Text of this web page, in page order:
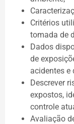
Critérios
tomada de
Dados
de
acidentes e
Descrever
expostos,
controle
Avaliação